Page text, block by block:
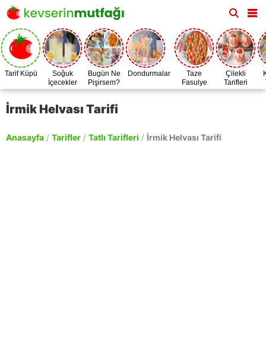
Tarif Küpü
Soğuk
İçecekler
Bugün Ne
Pişirsem?
Dondurmalar
Taze
Fasulye
Zamanı
Çilekli
Tarifleri
İrmik Helvası Tarifi
Anasayfa / Tarifler / Tatlı Tarifleri / İrmik Helvası Tarifi